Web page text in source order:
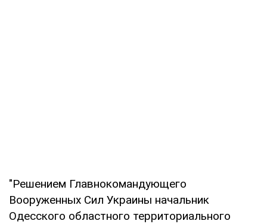
"Решением Главнокомандующего
Вооруженных Сил Украины начальник
Одесского областного территориального